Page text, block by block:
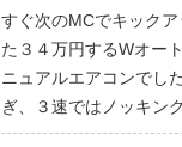
すぐ次のMCでキック
た３４万円するWオー
ニュアルエアコンでし
ぎ、３速ではノッキン